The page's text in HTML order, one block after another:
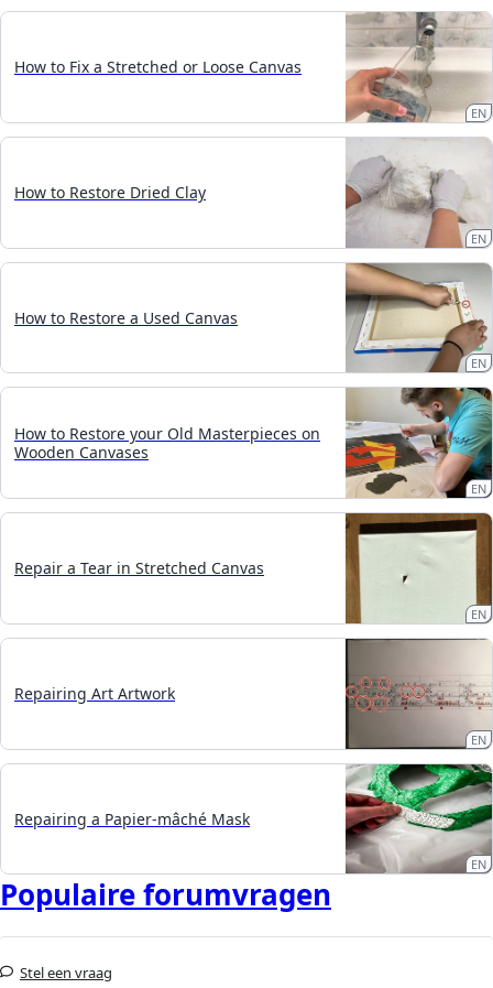
How to Fix a Stretched or Loose Canvas
EN
How to Restore Dried Clay
EN
How to Restore a Used Canvas
EN
How to Restore your Old Masterpieces on
Wooden Canvases
EN
Repair a Tear in Stretched Canvas
EN
Repairing Art Artwork
EN
Repairing a Papier-mâché Mask
EN
Populaire forumvragen
Stel een vraag